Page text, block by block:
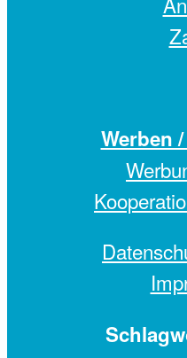
Werben